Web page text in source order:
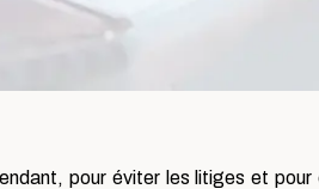
pour éviter les litiges et